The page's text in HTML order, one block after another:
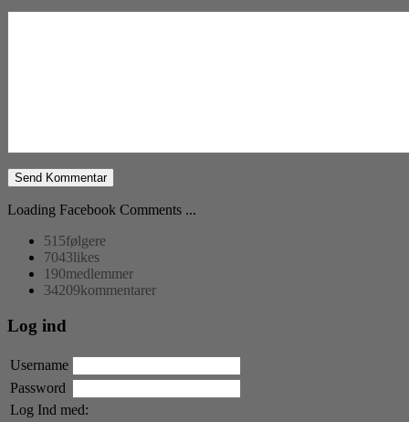
Loading Facebook Comments ...
515følgere
7043likes
190medlemmer
34209kommentarer
Log ind
Username
Password
Log Ind med: